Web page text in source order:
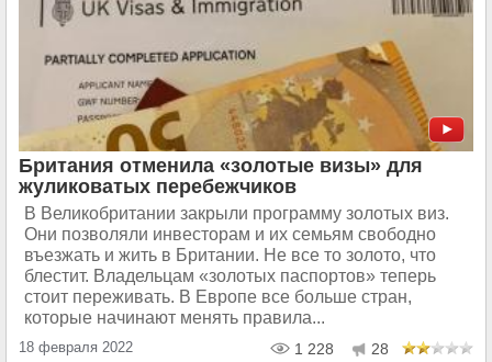
Британия отменила «золотые визы» для
жуликоватых перебежчиков
В Великобритании закрыли программу золотых виз.
Они позволяли инвесторам и их семьям свободно
въезжать и жить в Британии. Не все то золото, что
блестит. Владельцам «золотых паспортов» теперь
стоит переживать. В Европе все больше стран,
которые начинают менять правила...
18 февраля 2022 1 228 28